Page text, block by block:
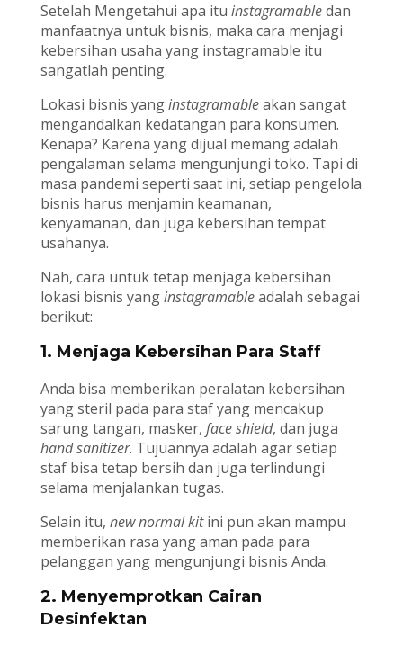
Setelah Mengetahui apa itu instagramabledan
manfaatnya untuk bisnis, maka cara menjagi
kebersihan usaha yang instagramable itu
sangatlah penting.
Lokasi bisnis yanginstagramableakan sangat
mengandalkan kedatangan para konsumen.
Kenapa? Karena yang dijual memang adalah
pengalaman selama mengunjungi toko. Tapi di
masa pandemi seperti saat ini, setiap pengelola
bisnis harus menjamin keamanan,
kenyamanan, dan juga kebersihan tempat
usahanya.
Nah, cara untuk tetap menjaga kebersihan
lokasi bisnis yanginstagramableadalah sebagai
berikut:
1. Menjaga Kebersihan Para Staff
Anda bisa memberikan peralatan kebersihan
yang steril pada para staf yang mencakup
sarung tangan, masker, face shield, dan juga
hand sanitizer. Tujuannya adalah agar setiap
staf bisa tetap bersih dan juga terlindungi
selama menjalankan tugas.
Selain itu, new normal kitini pun akan mampu
memberikan rasa yang aman pada para
pelanggan yang mengunjungi bisnis Anda.
2. Menyemprotkan Cairan
Desinfektan